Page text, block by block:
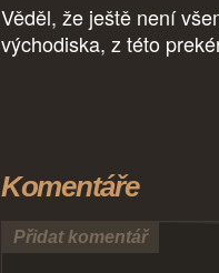
Věděl, že ještě není
východiska, z této
Komentáře
Přidat komentář